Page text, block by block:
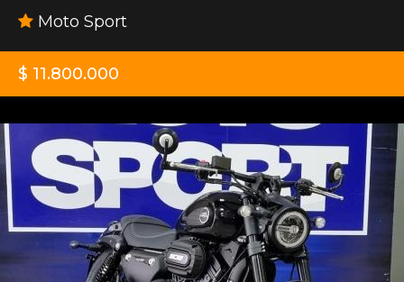
Moto Sport
$ 11.800.000